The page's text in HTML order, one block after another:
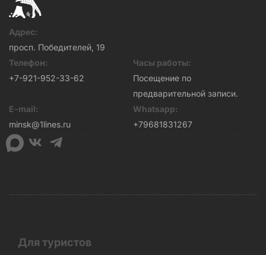
Адрес:
просп. Победителей, 19
Телефон:
+7-921-952-33-62
Часы работы:
Посещение по
предварительной записи.
E-mail:
minsk@1lines.ru
Whatsapp:
+79681831267
Для туристов